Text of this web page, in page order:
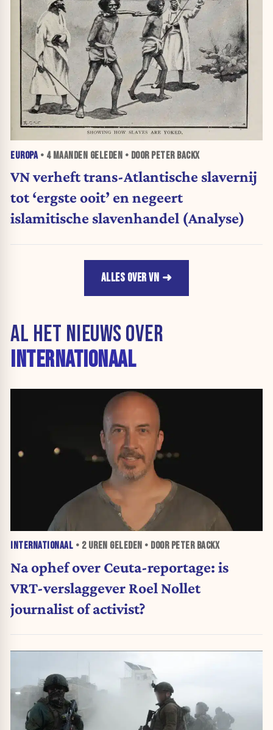
EUROPA• 4 MAANDEN GELEDEN • DOOR PETER BACKX
VN verheft trans-Atlantische slavernij
tot ‘ergste ooit’ en negeert
islamitische slavenhandel (Analyse)
ALLES OVER VN
AL HET NIEUWS OVER
INTERNATIONAAL
INTERNATIONAAL • 2 UREN GELEDEN • DOOR PETER BACKX
Na ophef over Ceuta-reportage: is
VRT-verslaggever Roel Nollet
journalist of activist?